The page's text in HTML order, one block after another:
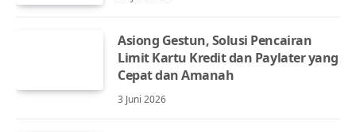
Asiong Gestun, Solusi Pencairan
Limit Kartu Kredit dan Paylater yang
Cepat dan Amanah
3 Juni 2026